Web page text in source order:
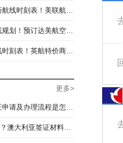
航特价商务舱预订火热抢购ing
订达美航空商务舱找炫飞
航特价商务舱预订找炫飞
更多>
及办理流程是怎样？
利亚签证材料有哪些？